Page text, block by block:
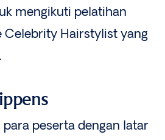
mengikuti pelatihan
Celebrity Hairstylist yang
peserta dengan latar